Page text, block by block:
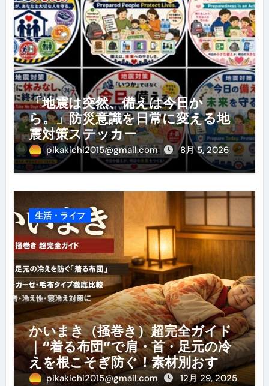
「地震は突然、備えは今日か
ら。」防災意識を日常に変える地
震対策ステッカー
pikakichi2015@gmail.com 8月 5, 2026
生活・ライフ
かいまき（掻巻き）超完全ガイド
｜“着る布団”で肩・首・足元の冷
えを根こそぎ防ぐ！素材別おすす
め・選び方・洗い方・Q&Aまで
pikakichi2015@gmail.com 12月 29, 2025